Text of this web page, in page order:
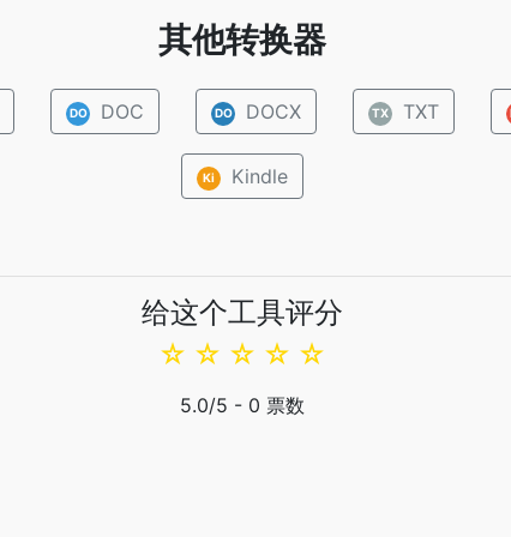
其他转换器
DO DOC DO DOCX TX TXT
Ki Kindle
给这个工具评分
☆
☆
☆
☆
☆
5.0/5 - 0 票数